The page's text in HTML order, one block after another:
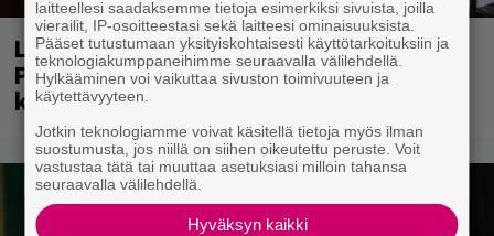
Laittomasta graffitista kiinni jäänyt
Paavo Arhinmäki jälleen spraypullo
kädessä – näitä puolueita ei kiinnosta
laitteellesi saadaksemme tietoja esimerkiksi sivuista, joilla
vierailit, IP-osoitteestasi sekä laitteesi ominaisuuksista.
Pääset tutustumaan yksityiskohtaisesti käyttötarkoituksiin ja
teknologiakumppaneihimme seuraavalla välilehdellä.
Hylkääminen voi vaikuttaa sivuston toimivuuteen ja
käytettävyyteen.
Jotkin teknologiamme voivat käsitellä tietoja myös ilman
suostumusta, jos niillä on siihen oikeutettu peruste. Voit
vastustaa tätä tai muuttaa asetuksiasi milloin tahansa
seuraavalla välilehdellä.
Hyväksyn kaikki